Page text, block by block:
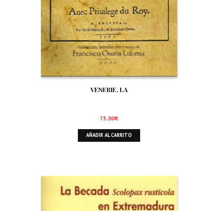
VENERIE, LA
75,00€
AÑADIR AL CARRITO